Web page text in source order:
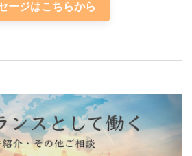
ージはこちらから